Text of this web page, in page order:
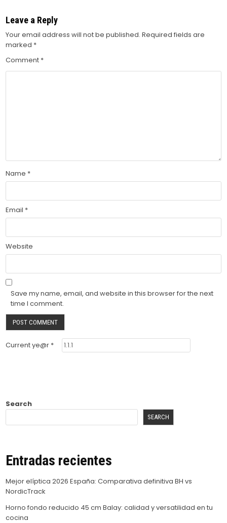
Leave a Reply
Your email address will not be published. Required fields are
marked *
Comment *
Name *
Email *
Website
Save my name, email, and website in this browser for the next
time I comment.
Current ye@r *
Search
SEARCH
Entradas recientes
Mejor elíptica 2026 España: Comparativa definitiva BH vs
NordicTrack
Horno fondo reducido 45 cm Balay: calidad y versatilidad en tu
cocina